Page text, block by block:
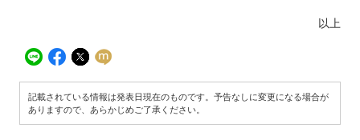
以上
記載されている情報は発表日現在のものです。予告なしに変更になる場合が
ありますので、あらかじめご了承ください。